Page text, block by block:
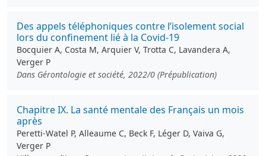
Des appels téléphoniques contre l’isolement social
lors du confinement lié à la Covid-19
Bocquier A, Costa M, Arquier V, Trotta C, Lavandera A,
Verger P
Dans Gérontologie et société, 2022/0 (Prépublication)
Chapitre IX. La santé mentale des Français un mois
après
Peretti-Watel P, Alleaume C, Beck F, Léger D, Vaiva G,
Verger P